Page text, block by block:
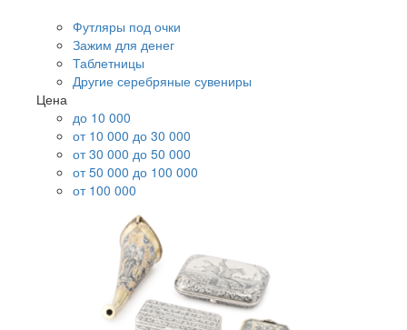
Футляры под очки
Зажим для денег
Таблетницы
Другие серебряные сувениры
Цена
до 10 000
от 10 000 до 30 000
от 30 000 до 50 000
от 50 000 до 100 000
от 100 000